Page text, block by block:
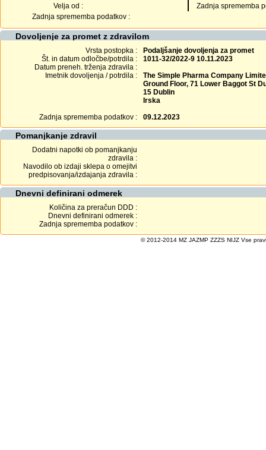
Velja od :
Zadnja sprememba
Zadnja sprememba podatkov :
Dovoljenje za promet z zdravilom
Vrsta postopka :
Podaljšanje dovoljenja za promet
Št. in datum odločbe/potrdila :
1011-32/2022-9 10.11.2023
Datum preneh. trženja zdravila :
Imetnik dovoljenja / potrdila :
The Simple Pharma Company
Ground Floor, 71 Lower Baggot St
15 Dublin
Irska
Zadnja sprememba podatkov :
09.12.2023
Pomanjkanje zdravil
Dodatni napotki ob pomanjkanju
zdravila :
Navodilo ob izdaji sklepa o omejitvi
predpisovanja/izdajanja zdravila :
Dnevni definirani odmerek
Količina za preračun DDD :
Dnevni definirani odmerek :
Zadnja sprememba podatkov :
© 2012-2014 MZ JAZMP ZZZS NIJZ Vse